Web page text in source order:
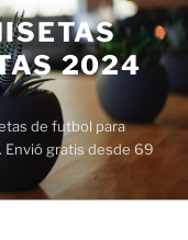
2024
de futbol para
Envió gratis desde 69